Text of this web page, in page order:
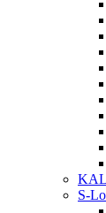
S-